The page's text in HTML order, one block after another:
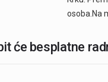
osoba.Na
će besplatne